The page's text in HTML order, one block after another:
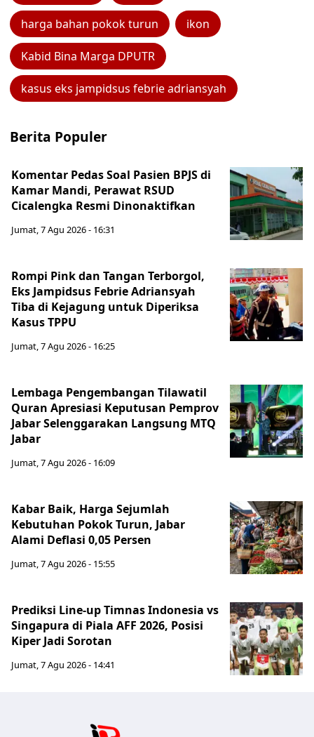
harga bahan pokok turun ikon
Kabid Bina Marga DPUTR
kasus eks jampidsus febrie adriansyah
Berita Populer
Komentar Pedas Soal Pasien BPJS di
Kamar Mandi, Perawat RSUD
Cicalengka Resmi Dinonaktifkan
Jumat, 7 Agu 2026 - 16:31
Rompi Pink dan Tangan Terborgol,
Eks Jampidsus Febrie Adriansyah
Tiba di Kejagung untuk Diperiksa
Kasus TPPU
Jumat, 7 Agu 2026 - 16:25
Lembaga Pengembangan Tilawatil
Quran Apresiasi Keputusan Pemprov
Jabar Selenggarakan Langsung MTQ
Jabar
Jumat, 7 Agu 2026 - 16:09
Kabar Baik, Harga Sejumlah
Kebutuhan Pokok Turun, Jabar
Alami Deflasi 0,05 Persen
Jumat, 7 Agu 2026 - 15:55
Prediksi Line-up Timnas Indonesia vs
Singapura di Piala AFF 2026, Posisi
Kiper Jadi Sorotan
Jumat, 7 Agu 2026 - 14:41